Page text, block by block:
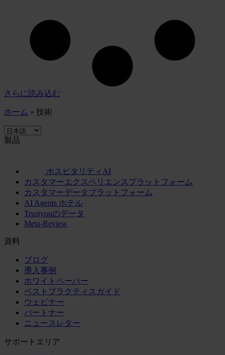
さらに読み込む
ホーム » 技術
製品
ホスピタリティAI
カスタマーエクスペリエンスプラットフォーム
カスタマーデータプラットフォーム
AI Agents ホテル
Trustyouのデータ
Meta-Review
資料
ブログ
導入事例
ホワイトペーパー
ベストプラクティスガイド
ウェビナー
パートナー
ニュースレター
サポートエリア